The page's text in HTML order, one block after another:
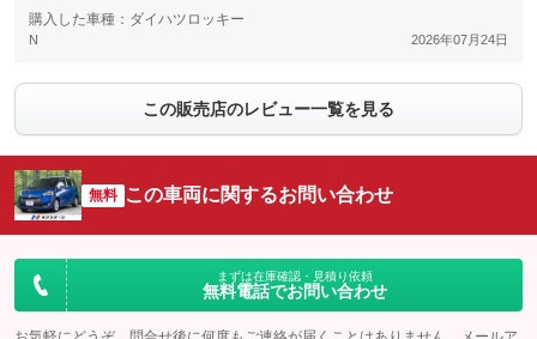
購入した車種：ダイハツロッキー
N 2026年07月24日
この販売店のレビュー一覧を見る
無料 この車両に関するお問い合わせ
まずは在庫確認・見積り依頼
無料電話でお問い合わせ